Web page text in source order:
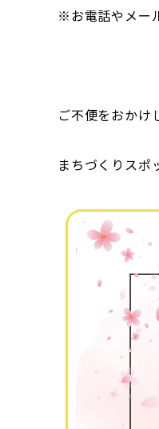
※お電話やメー
ご不便をおかけ
まちづくりスポ